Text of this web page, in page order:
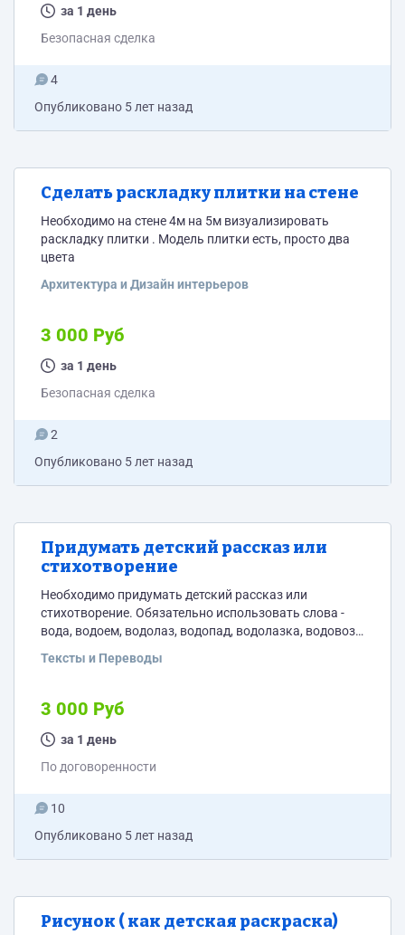
за 1 день
Безопасная сделка
4
Опубликовано 5 лет назад
Сделать раскладку плитки на стене
Необходимо на стене 4м на 5м визуализировать
раскладку плитки . Модель плитки есть, просто два
цвета
Архитектура и Дизайн интерьеров
3 000 Руб
за 1 день
Безопасная сделка
2
Опубликовано 5 лет назад
Придумать детский рассказ или
стихотворение
Необходимо придумать детский рассказ или
стихотворение. Обязательно использовать слова -
вода, водоем, водолаз, водопад, водолазка, водовоз,
лодка. Юмор приветствуется. Объем небольшой ( не
Тексты и Переводы
3 000 Руб
за 1 день
По договоренности
10
Опубликовано 5 лет назад
Рисунок ( как детская раскраска)